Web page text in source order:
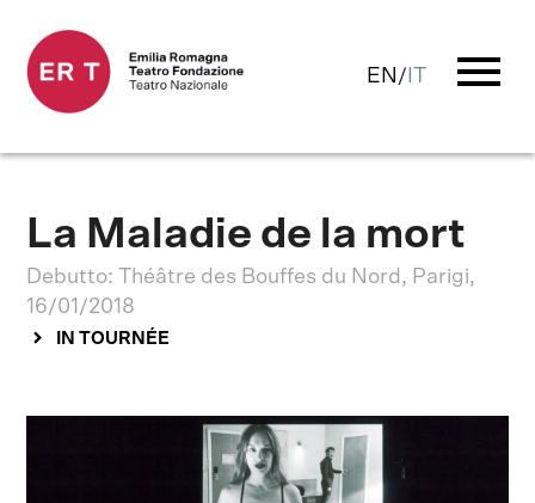
EN / IT menu
La Maladie de la mort
Debutto: Théâtre des Bouffes du Nord, Parigi,
16/01/2018
IN TOURNÉE